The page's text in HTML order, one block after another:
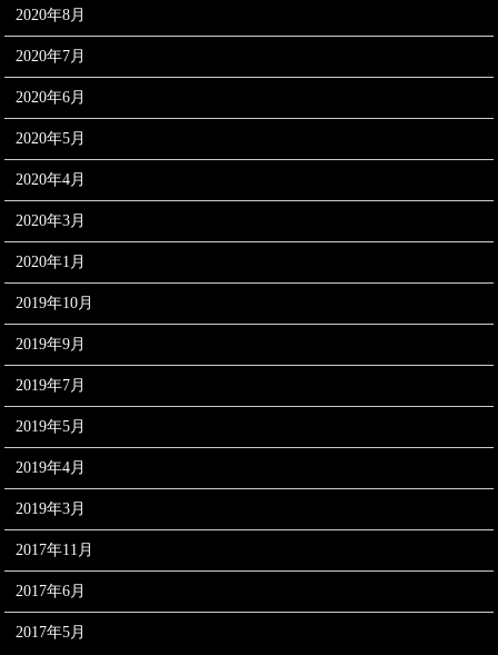
2020年8月
2020年7月
2020年6月
2020年5月
2020年4月
2020年3月
2020年1月
2019年10月
2019年9月
2019年7月
2019年5月
2019年4月
2019年3月
2017年11月
2017年6月
2017年5月